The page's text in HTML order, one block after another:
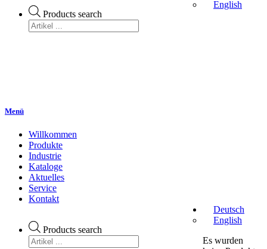
Products search
English
Menü
Willkommen
Produkte
Industrie
Kataloge
Aktuelles
Service
Kontakt
Products search
Deutsch
English
Es wurden